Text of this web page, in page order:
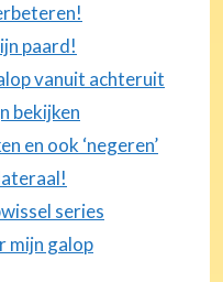
paard!
vanuit achteruit
bekijken
en ook ‘negeren’
series
mijn galop